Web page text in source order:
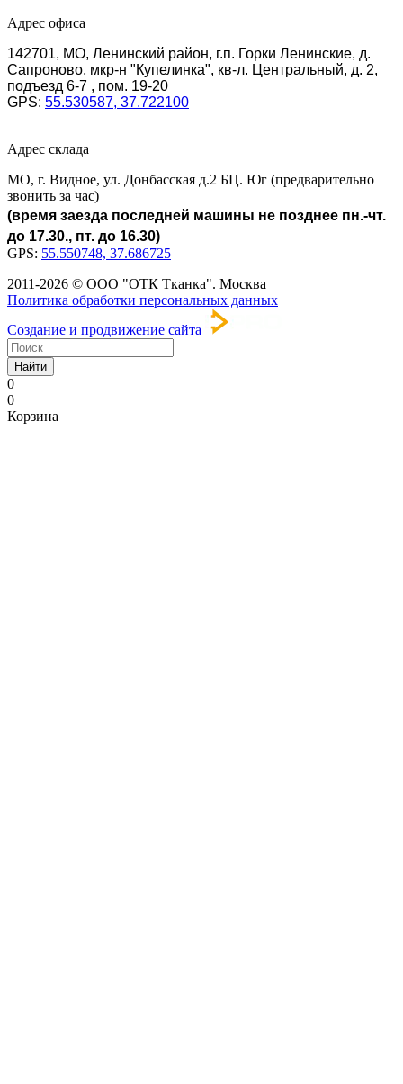
Адрес офиса
142701, МО, Ленинский район, г.п. Горки Ленинские, д.
Сапроново, мкр-н "Купелинка", кв-л. Центральный, д. 2,
подъезд 6-7 , пом. 19-20
GPS: 55.530587, 37.722100
Адрес склада
МО, г. Видное, ул. Донбасская д.2 БЦ. Юг (предварительно
звонить за час)
(время заезда последней машины не позднее пн.-чт.
до 17.30., пт. до 16.30)
GPS: 55.550748, 37.686725
2011-2026 © ООО "ОТК Тканка". Москва
Политика обработки персональных данных
Создание и продвижение сайта
Найти
0
0
Корзина